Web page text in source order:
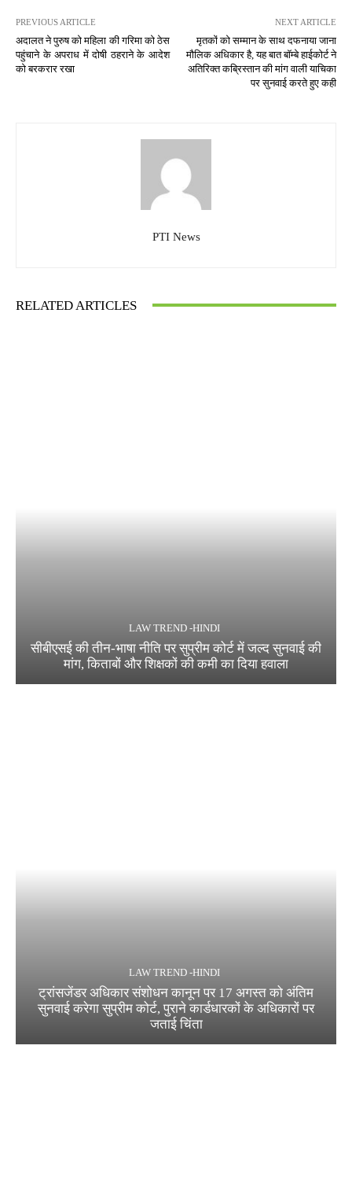
PREVIOUS ARTICLE
अदालत ने पुरुष को महिला की गरिमा को ठेस
पहुंचाने के अपराध में दोषी ठहराने के आदेश
को बरकरार रखा
NEXT ARTICLE
मृतकों को सम्मान के साथ दफनाया जाना
मौलिक अधिकार है, यह बात बॉम्बे हाईकोर्ट ने
अतिरिक्त कब्रिस्तान की मांग वाली याचिका
पर सुनवाई करते हुए कही
PTI News
RELATED ARTICLES
LAW TREND -HINDI
सीबीएसई की तीन-भाषा नीति पर सुप्रीम कोर्ट में जल्द सुनवाई की
मांग, किताबों और शिक्षकों की कमी का दिया हवाला
LAW TREND -HINDI
ट्रांसजेंडर अधिकार संशोधन कानून पर 17 अगस्त को अंतिम
सुनवाई करेगा सुप्रीम कोर्ट, पुराने कार्डधारकों के अधिकारों पर
जताई चिंता